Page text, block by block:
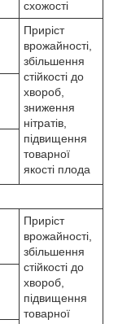
схожості
Приріст
врожайності,
збільшення
стійкості до
хвороб,
зниження
нітратів,
підвищення
товарної
якості плода
Приріст
врожайності,
збільшення
стійкості до
хвороб,
підвищення
товарної